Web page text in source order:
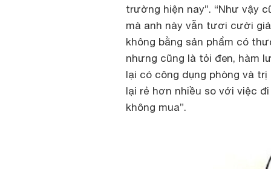
trường hiện nay”. “Như vậy
mà anh này vẫn tươi cười
không bằng sản phẩm có
nhưng cũng là tỏi đen, hàm
lại có công dụng phòng và
lại rẻ hơn nhiều so với việc
không mua”.